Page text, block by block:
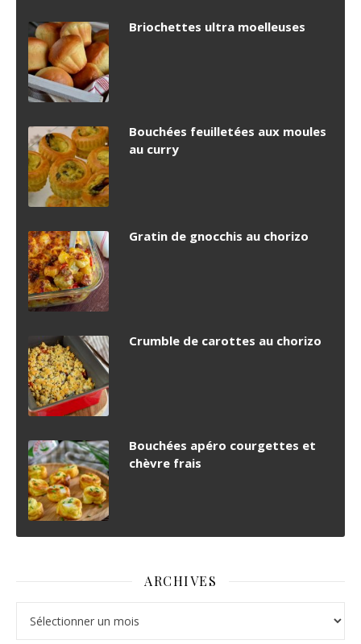
Briochettes ultra moelleuses
Bouchées feuilletées aux moules
au curry
Gratin de gnocchis au chorizo
Crumble de carottes au chorizo
Bouchées apéro courgettes et
chèvre frais
ARCHIVES